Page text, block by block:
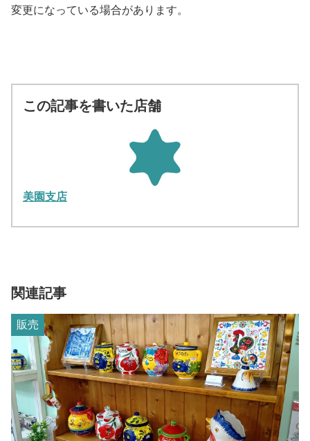
変更になっている場合があります。
この記事を書いた店舗
美園支店
関連記事
販売